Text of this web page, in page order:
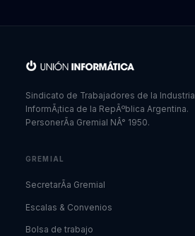
Sindicato de Trabajadores de la Industria
InformÃ¡tica de la RepÃºblica Argentina.
PersonerÃ­a Gremial NÂ° 1950.
GREMIAL
SecretarÃ­a Gremial
Escalas & Convenios
Bolsa de trabajo